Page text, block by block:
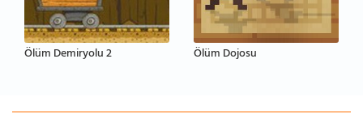
Ölüm Demiryolu 2 Ölüm Dojosu